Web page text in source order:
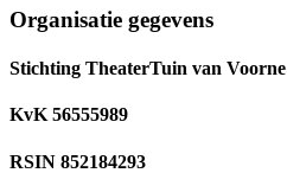
Organisatie gegevens
Stichting TheaterTuin van Voorne
KvK 56555989
RSIN 852184293